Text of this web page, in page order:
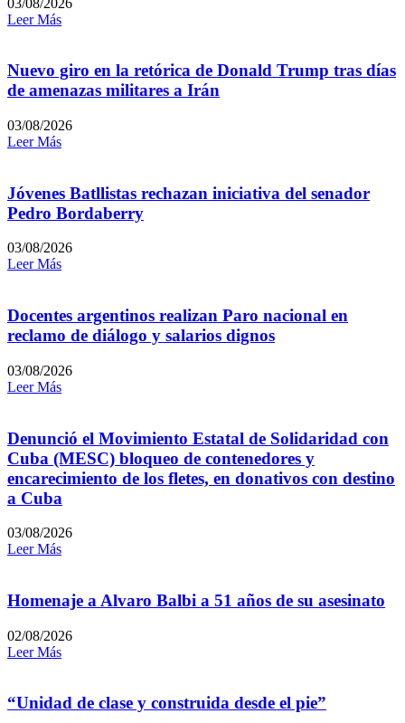
Leer Más
Nuevo giro en la retórica de Donald Trump tras días
de amenazas militares a Irán
03/08/2026
Leer Más
Jóvenes Batllistas rechazan iniciativa del senador
Pedro Bordaberry
03/08/2026
Leer Más
Docentes argentinos realizan Paro nacional en
reclamo de diálogo y salarios dignos
03/08/2026
Leer Más
Denunció el Movimiento Estatal de Solidaridad con
Cuba (MESC) bloqueo de contenedores y
encarecimiento de los fletes, en donativos con destino
a Cuba
03/08/2026
Leer Más
Homenaje a Alvaro Balbi a 51 años de su asesinato
02/08/2026
Leer Más
“Unidad de clase y construida desde el pie”